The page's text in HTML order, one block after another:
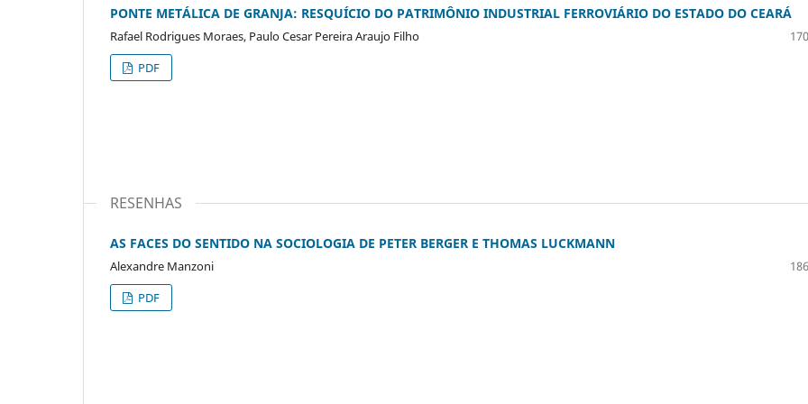
PONTE METÁLICA DE GRANJA: RESQUÍCIO DO PATRIMÔNIO INDUSTRIAL FERROVIÁRIO DO ESTADO DO CEARÁ
Rafael Rodrigues Moraes, Paulo Cesar Pereira Araujo Filho
PDF
RESENHAS
AS FACES DO SENTIDO NA SOCIOLOGIA DE PETER BERGER E THOMAS LUCKMANN
Alexandre Manzoni
PDF